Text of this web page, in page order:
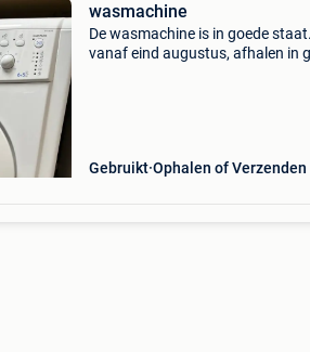
wasmachine
De wasmachine is in goede
vanaf eind augustus, afhalen in
Gebruikt Ophalen of Verzenden